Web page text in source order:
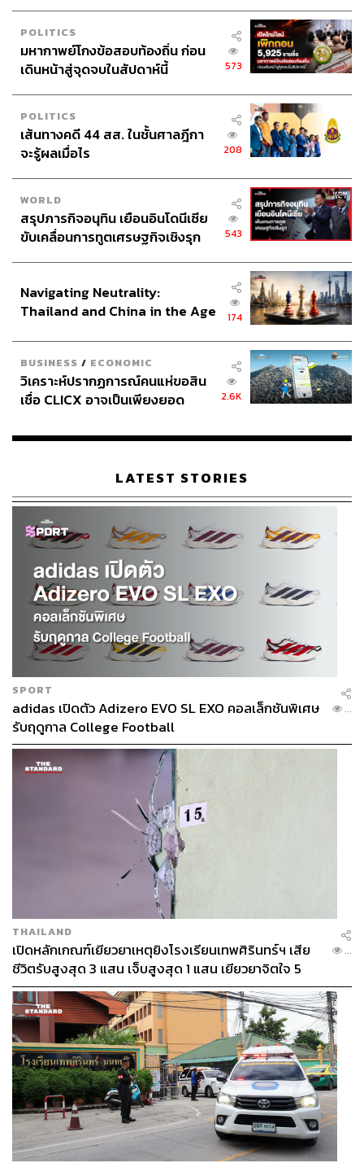
POLITICS
มหากาพย์โกงข้อสอบท้องถิ่น ก่อน
เดินหน้าสู่จุดจบในสัปดาห์นี้
573
POLITICS
เส้นทางคดี 44 สส. ในชั้นศาลฎีกา
จะรู้ผลเมื่อไร
208
WORLD
สรุปภารกิจอนุทิน เยือนอินโดนีเซีย
ขับเคลื่อนการทูตเศรษฐกิจเชิงรุก
543
Navigating Neutrality:
Thailand and China in the Age
174
BUSINESS / ECONOMIC
วิเคราะห์ปรากฏการณ์คนแห่ขอสิน
เชื่อ CLICX อาจเป็นเพียงยอด
เรือนไทยที่ถูกซุกไว้
2.6K
LATEST STORIES
SPORT
adidas เปิดตัว Adizero EVO SL EXO คอลเล็กชันพิเศษ
รับฤดูกาล College Football
...
THAILAND
เปิดหลักเกณฑ์เยียวยาเหตุยิงโรงเรียนเทพศิรินทร์ฯ เสีย
ชีวิตรับสูงสุด 3 แสน เจ็บสูงสุด 1 แสน เยียวยาจิตใจ 5
ระดับ
...